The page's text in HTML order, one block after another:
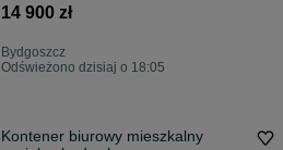
14 900 zł
Bydgoszcz
Odświeżono dzisiaj o 18:05
Kontener biurowy mieszkalny